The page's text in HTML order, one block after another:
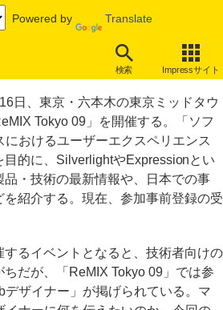
Powered by Translate
検索 Impressサイト
Webデザイナーと開発者の「MIX」とは
09」7月16日に開催
日、東京・六本木の東京ミッドタウ
Tokyo 09」を開催する。「ソフ
におけるユーザーエクスペリエンス
的に、SilverlightやExpressionとい
品・技術の最新情報や、日本での事
紹介する。現在、参加事前登録の受
るイベントとなると、技術者向けの
だが、「ReMIX Tokyo 09」では参
デザイナー」が掲げられている。マ